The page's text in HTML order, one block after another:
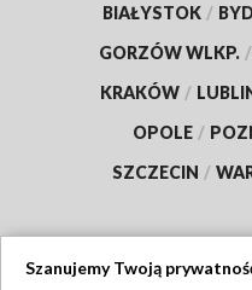
BIAŁYSTOK /
GORZÓW WLKP. /
KRAKÓW /
OPOLE /
SZCZECIN /
Szanujemy Twoją